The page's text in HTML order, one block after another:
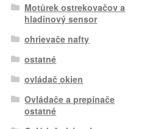
Motůrek ostrekovačov a
hladinový sensor
ohrievače nafty
ostatné
ovládač okien
Ovládače a prepínače
ostatné